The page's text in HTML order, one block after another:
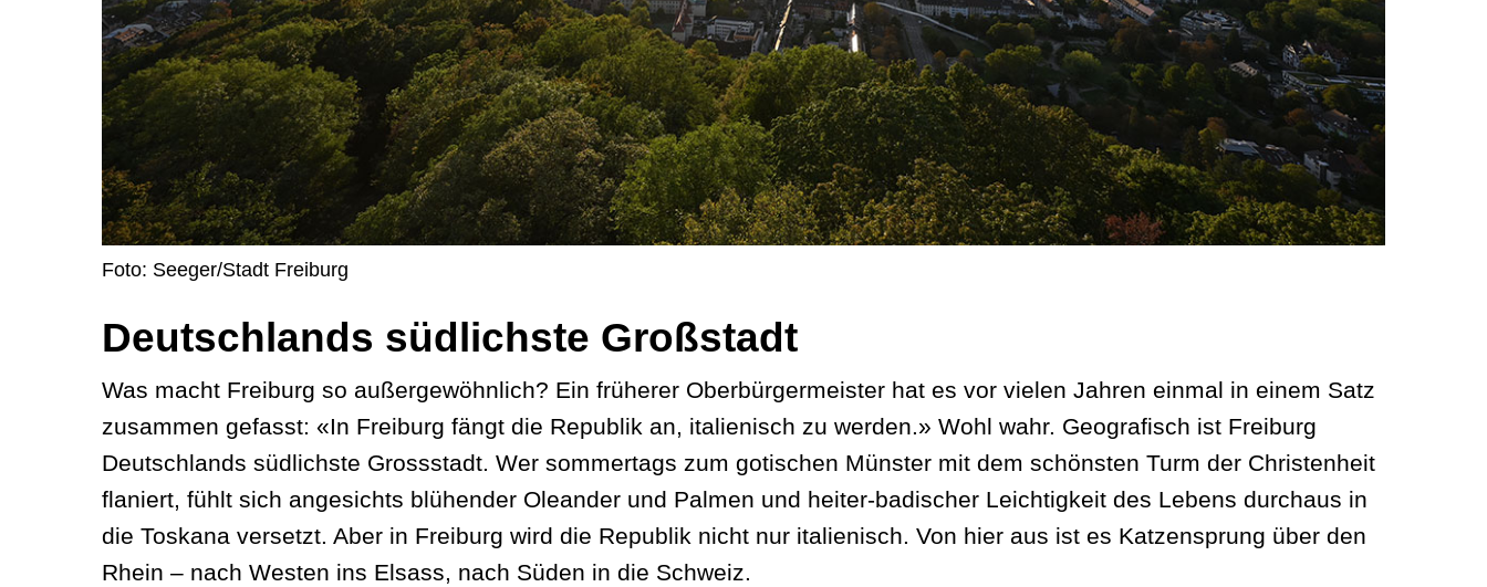
Foto: Seeger/Stadt Freiburg
Deutschlands südlichste Großstadt
Was macht Freiburg so außergewöhnlich? Ein früherer Oberbürgermeister hat es vor vielen Jahren einmal in einem Satz
zusammen gefasst: «In Freiburg fängt die Republik an, italienisch zu werden.» Wohl wahr. Geografisch ist Freiburg
Deutschlands südlichste Grossstadt. Wer sommertags zum gotischen Münster mit dem schönsten Turm der Christenheit
flaniert, fühlt sich angesichts blühender Oleander und Palmen und heiter-badischer Leichtigkeit des Lebens durchaus in
die Toskana versetzt. Aber in Freiburg wird die Republik nicht nur italienisch. Von hier aus ist es Katzensprung über den
Rhein – nach Westen ins Elsass, nach Süden in die Schweiz.